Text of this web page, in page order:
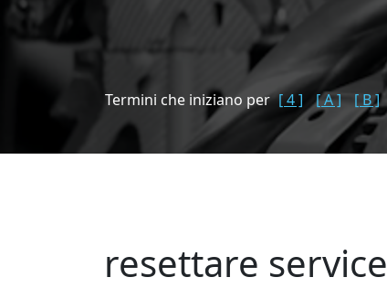
Termini che iniziano per [ 4 ] [ A ] [ B ]
resettare service